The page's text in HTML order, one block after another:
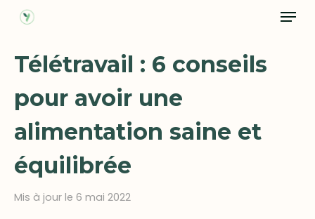
Skip
content
Menu
Télétravail : 6 conseils
pour avoir une
alimentation saine et
équilibrée
Mis à jour le 6 mai 2022